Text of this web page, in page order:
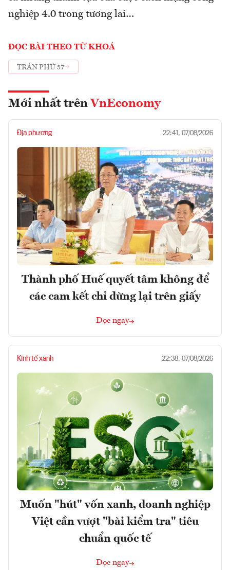
nghiệp 4.0 trong tương lai…
ĐỌC BÀI THEO TỪ KHOÁ
TRẦN PHÚ 57
Mới nhất trên VnEconomy
Địa phương 22:41, 07/08/2026
Thành phố Huế quyết tâm không để
các cam kết chỉ dừng lại trên giấy
Đọc ngay
Kinh tế xanh 22:38, 07/08/2026
Muốn "hút" vốn xanh, doanh nghiệp
Việt cần vượt "bài kiểm tra" tiêu
chuẩn quốc tế
Đọc ngay